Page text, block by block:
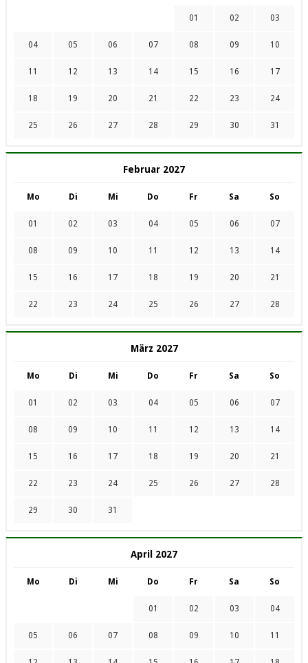
01 02 03
04 05 06 07 08 09 10
11 12 13 14 15 16 17
18 19 20 21 22 23 24
25 26 27 28 29 30 31
Februar 2027
Mo Di Mi Do Fr Sa So
01 02 03 04 05 06 07
08 09 10 11 12 13 14
15 16 17 18 19 20 21
22 23 24 25 26 27 28
März 2027
Mo Di Mi Do Fr Sa So
01 02 03 04 05 06 07
08 09 10 11 12 13 14
15 16 17 18 19 20 21
22 23 24 25 26 27 28
29 30 31
April 2027
Mo Di Mi Do Fr Sa So
01 02 03 04
05 06 07 08 09 10 11